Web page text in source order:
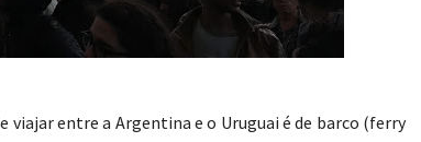
viajar entre a Argentina e o Uruguai é de barco (ferry